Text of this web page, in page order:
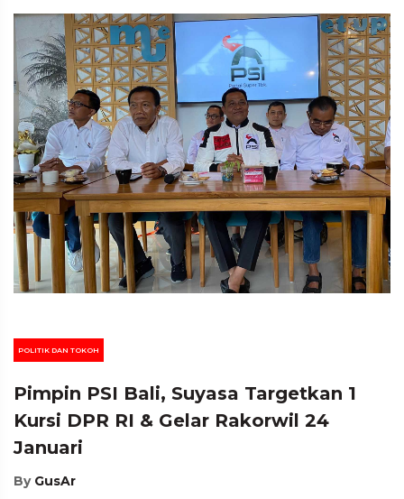
POLITIK DAN TOKOH
Pimpin PSI Bali, Suyasa Targetkan 1
Kursi DPR RI & Gelar Rakorwil 24
Januari
By GusAr